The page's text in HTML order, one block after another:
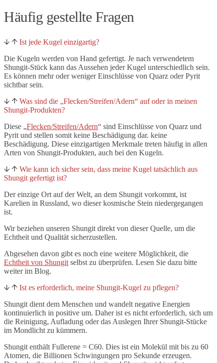
Häufig gestellte Fragen
Ist jede Kugel einzigartig?
Die Kugeln werden von Hand gefertigt. Je nach verwendetem
Shungit-Stück kann das Aussehen jeder Kugel unterschiedlich sein.
Es können mehr oder weniger Einschlüsse von Quarz oder Pyrit
sichtbar sein.
Was sind die „Flecken/Streifen/Adern“ auf oder in meinen
Shungit-Produkten?
Diese „Flecken/Streifen/Adern“ sind Einschlüsse von Quarz und
Pyrit und stellen somit keine Beschädigung dar. keine
Beschädigung. Diese einzigartigen Merkmale treten häufig in allen
Arten von Shungit-Produkten, auch bei den Kugeln.
Wie kann ich sicher sein, dass meine Kugel tatsächlich aus
Shungit gefertigt ist?
Der einzige Ort auf der Welt, an dem Shungit vorkommt, ist
Karelien in Russland, wo dieser kosmische Stein niedergegangen
ist.
Wir beziehen unseren Shungit direkt von dieser Quelle, um die
Echtheit und Qualität sicherzustellen.
Abgesehen davon gibt es noch eine weitere Möglichkeit, die
Echtheit von Shungit selbst zu überprüfen. Lesen Sie dazu bitte
weiter im Blog.
Ist es erforderlich, meine Shungit-Kugel zu pflegen?
Shungit dient dem Menschen und wandelt negative Energien
kontinuierlich in positive um. Daher ist es nicht erforderlich, sich um
die Reinigung, Aufladung oder das Auslegen Ihrer Shungit-Stücke
im Mondlicht zu kümmern.
Shungit enthält Fullerene = C60. Dies ist ein Molekül mit bis zu 60
Atomen, die Billionen Schwingungen pro Sekunde erzeugen.